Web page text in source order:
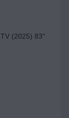
(2025) 83"